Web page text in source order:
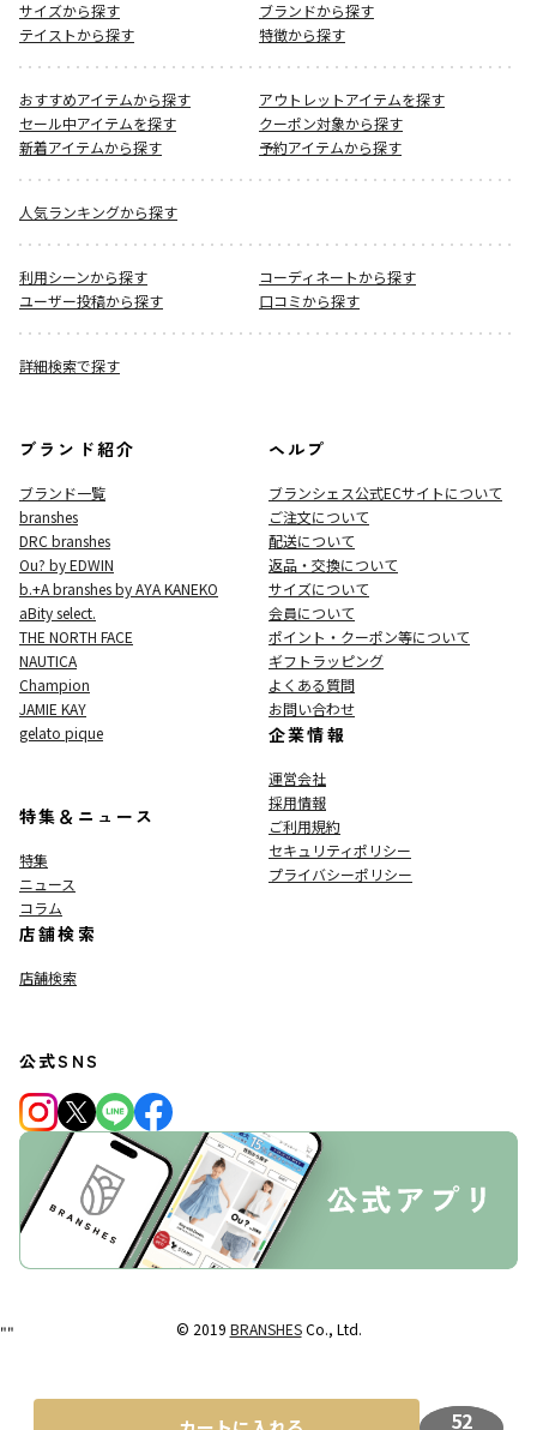
52
サイズから探す
ブランドから探す
テイストから探す
特徴から探す
おすすめアイテムから探す
アウトレットアイテムを探す
セール中アイテムを探す
クーポン対象から探す
新着アイテムから探す
予約アイテムから探す
人気ランキングから探す
利用シーンから探す
コーディネートから探す
ユーザー投稿から探す
口コミから探す
詳細検索で探す
ブランド紹介
ブランド一覧
branshes
DRC branshes
Ou? by EDWIN
b.+A branshes by AYA KANEKO
aBity select.
THE NORTH FACE
NAUTICA
Champion
JAMIE KAY
gelato pique
特集＆ニュース
特集
ニュース
コラム
店舗検索
店舗検索
ヘルプ
ブランシェス公式ECサイトについて
ご注文について
配送について
返品・交換について
サイズについて
会員について
ポイント・クーポン等について
ギフトラッピング
よくある質問
お問い合わせ
企業情報
運営会社
採用情報
ご利用規約
セキュリティポリシー
プライバシーポリシー
公式SNS
© 2019 BRANSHESCo., Ltd.
""